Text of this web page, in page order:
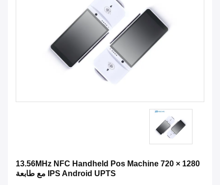
13.56MHz NFC Handheld Pos Machine 720 × 1280
IPS Android UPTS مع طابعة